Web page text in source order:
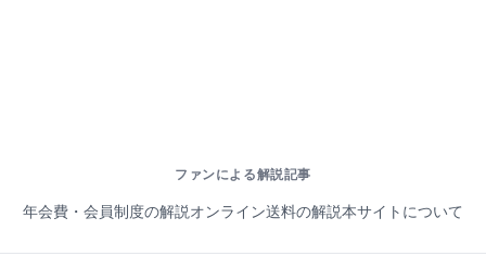
ファンによる解説記事
年会費・会員制度の解説オンライン送料の解説本サイトについて